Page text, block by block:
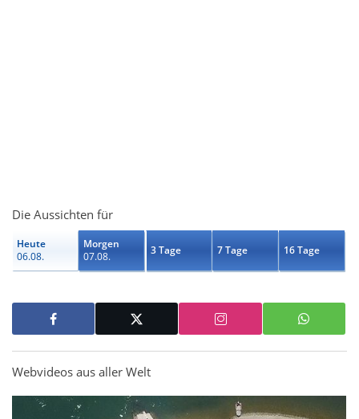
Die Aussichten für
Heute
06.08.
Morgen
07.08.
3 Tage 7 Tage 16 Tage
Webvideos aus aller Welt